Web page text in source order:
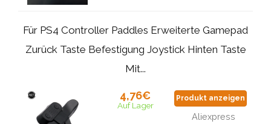
Für PS4 Controller Paddles Erweiterte Gamepad
Zurück Taste Befestigung Joystick Hinten Taste
Mit...
4,76€
Auf Lager
Produkt anzeigen
Aliexpress